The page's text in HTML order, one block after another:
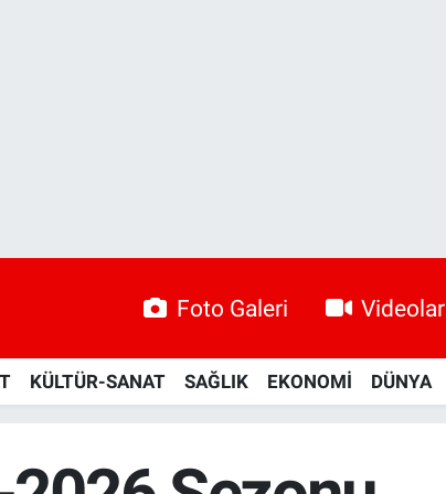
Foto Galeri Videolar
KÜLTÜR-SANAT SAĞLIK EKONOMİ DÜNYA